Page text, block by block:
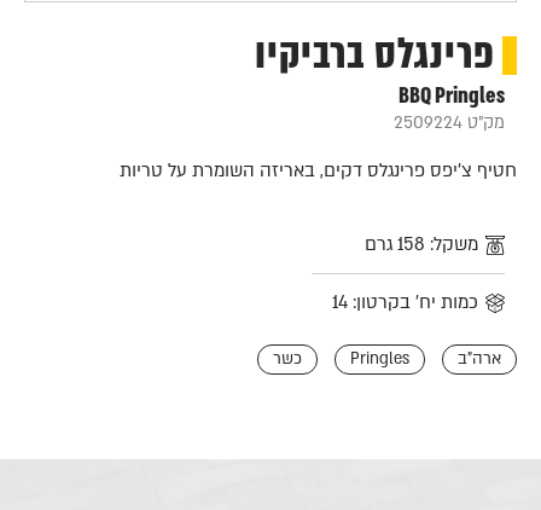
פרינגלס ברביקיו
BBQ Pringles
מק"ט 2509224
חטיף צ'יפס פרינגלס דקים, באריזה השומרת על טריות
משקל: 158 גרם
כמות יח' בקרטון: 14
ארה"ב Pringles כשר